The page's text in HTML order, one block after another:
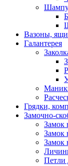
Вазоны,
Галантерея
Грядки,
Замочно-
Замок
Замок
Замок
Петли